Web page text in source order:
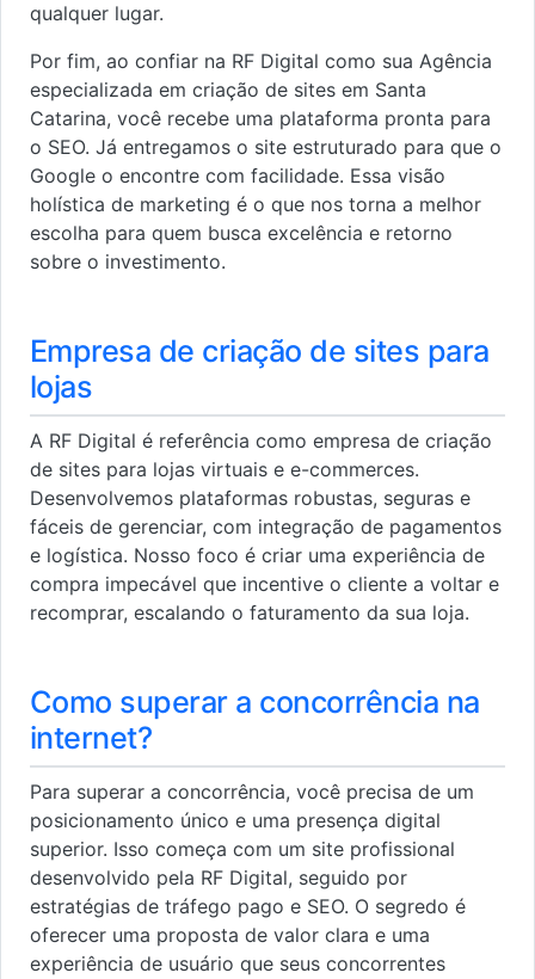
qualquer lugar.
Por fim, ao confiar na RF Digital como sua Agência
especializada em criação de sites em Santa
Catarina, você recebe uma plataforma pronta para
o SEO. Já entregamos o site estruturado para que o
Google o encontre com facilidade. Essa visão
holística de marketing é o que nos torna a melhor
escolha para quem busca excelência e retorno
sobre o investimento.
Empresa de criação de sites para
lojas
A RF Digital é referência como empresa de criação
de sites para lojas virtuais e e-commerces.
Desenvolvemos plataformas robustas, seguras e
fáceis de gerenciar, com integração de pagamentos
e logística. Nosso foco é criar uma experiência de
compra impecável que incentive o cliente a voltar e
recomprar, escalando o faturamento da sua loja.
Como superar a concorrência na
internet?
Para superar a concorrência, você precisa de um
posicionamento único e uma presença digital
superior. Isso começa com um site profissional
desenvolvido pela RF Digital, seguido por
estratégias de tráfego pago e SEO. O segredo é
oferecer uma proposta de valor clara e uma
experiência de usuário que seus concorrentes